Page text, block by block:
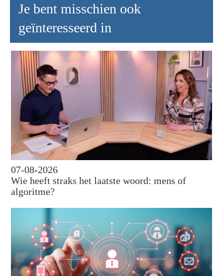
Je bent misschien ook
geïnteresseerd in
07-08-2026
Wie heeft straks het laatste woord: mens of
algoritme?